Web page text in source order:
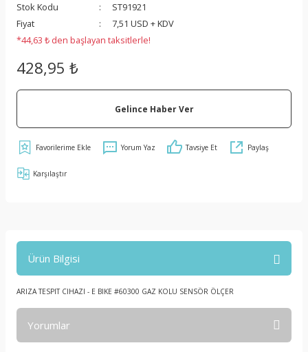
Stok Kodu
ST91921
Fiyat
7,51 USD + KDV
*44,63 ₺ den başlayan taksitlerle!
428,95 ₺
Gelince Haber Ver
Yorum Yaz Tavsiye Et Paylaş
Karşılaştır
Ürün Bilgisi
ARIZA TESPIT CIHAZI - E BIKE #60300 GAZ KOLU SENSÖR ÖLÇER
Yorumlar